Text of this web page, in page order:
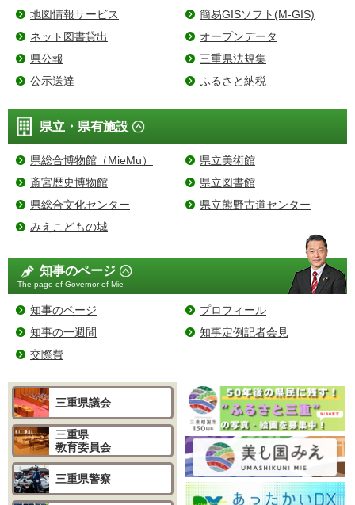
地図情報サービス
簡易GISソフト(M-GIS)
ネット図書貸出
オープンデータ
県公報
三重県法規集
公示送達
ふるさと納税
県立・県有施設
県総合博物館（MieMu）
県立美術館
斎宮歴史博物館
県立図書館
県総合文化センター
県立熊野古道センター
みえこどもの城
知事のページ
The page of Governor of Mie
知事のページ
プロフィール
知事の一週間
知事定例記者会見
交際費
三重県議会
三重県
教育委員会
三重県警察